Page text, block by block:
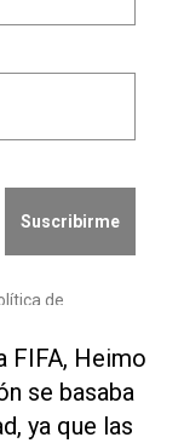
​FIFA, Heimo
se basaba
ya que ⁠las